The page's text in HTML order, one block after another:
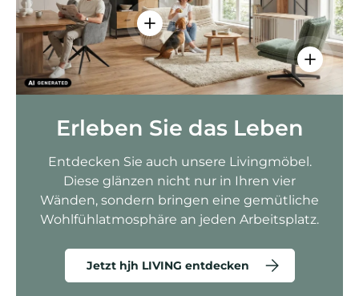
Einzelheiten anzeigen - Sitzolo 2
Erleben Sie das Leben
Entdecken Sie auch unsere Livingmöbel.
Diese glänzen nicht nur in Ihren vier
Wänden, sondern bringen eine gemütliche
Wohlfühlatmosphäre an jeden Arbeitsplatz.
Jetzt hjh LIVING entdecken